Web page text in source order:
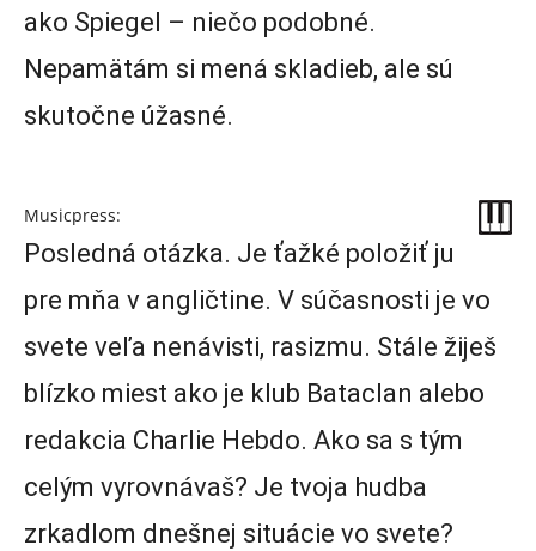
ako Spiegel – niečo podobné.
Nepamätám si mená skladieb, ale sú
skutočne úžasné.
Musicpress:
Posledná otázka. Je ťažké položiť ju
pre mňa v angličtine. V súčasnosti je vo
svete veľa nenávisti, rasizmu. Stále žiješ
blízko miest ako je klub Bataclan alebo
redakcia Charlie Hebdo. Ako sa s tým
celým vyrovnávaš? Je tvoja hudba
zrkadlom dnešnej situácie vo svete?